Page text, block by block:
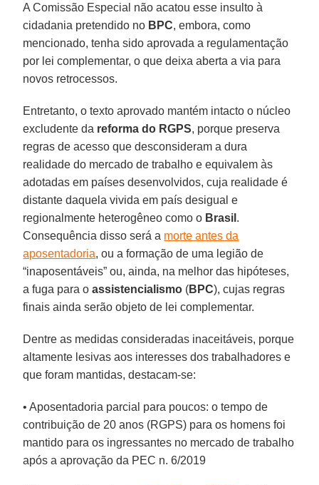
A Comissão Especial não acatou esse insulto à
cidadania pretendido no BPC, embora, como
mencionado, tenha sido aprovada a regulamentação
por lei complementar, o que deixa aberta a via para
novos retrocessos.
Entretanto, o texto aprovado mantém intacto o núcleo
excludente da reforma do RGPS, porque preserva
regras de acesso que desconsideram a dura
realidade do mercado de trabalho e equivalem às
adotadas em países desenvolvidos, cuja realidade é
distante daquela vivida em país desigual e
regionalmente heterogêneo como o Brasil .
Consequência disso será a morte antes da
aposentadoria, ou a formação de uma legião de
“inaposentáveis” ou, ainda, na melhor das hipóteses,
a fuga para oassistencialismo (BPC), cujas regras
finais ainda serão objeto de lei complementar.
Dentre as medidas consideradas inaceitáveis, porque
altamente lesivas aos interesses dos trabalhadores e
que foram mantidas, destacam-se:
• Aposentadoria parcial para poucos: o tempo de
contribuição de 20 anos (RGPS) para os homens foi
mantido para os ingressantes no mercado de trabalho
após a aprovação da PEC n. 6/2019